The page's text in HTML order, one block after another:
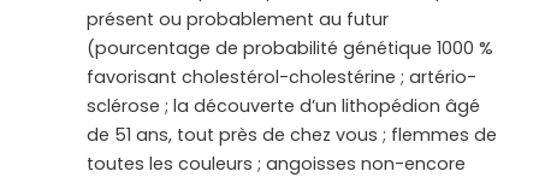
présent ou probablement au futur
(pourcentage de probabilité génétique 1000 %
favorisant cholestérol-cholestérine ; artério-
sclérose ; la découverte d’un lithopédion âgé
de 51 ans, tout près de chez vous ; flemmes de
toutes les couleurs ; angoisses non-encore